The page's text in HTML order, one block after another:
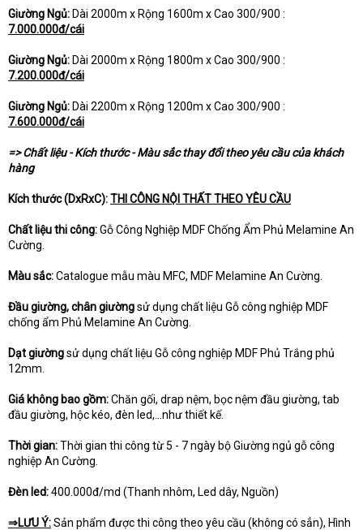
Giường Ngủ: Dài 2000m x Rộng 1600m x Cao 300/900 :
7.000.000đ/cái
Giường Ngủ: Dài 2000m x Rộng 1800m x Cao 300/900 :
7.200.000đ/cái
Giường Ngủ: Dài 2200m x Rộng 1200m x Cao 300/900 :
7.600.000đ/cái
=> Chất liệu - Kích thước - Màu sắc thay đổi theo yêu cầu của khách
hàng
Kích thước (DxRxC):THI CÔNG NỘI THẤT THEO YÊU CẦU
Chất liệu thi công:Gỗ Công Nghiệp MDF Chống Ẩm Phủ Melamine An
Cường.
Màu sắc:Catalogue mẫu màu MFC, MDF Melamine An Cường.
Đầu giường, chân giườngsử dụng chất liệu Gỗ công nghiệp MDF
chống ẩm Phủ Melamine An Cường.
Dạt giườngsử dụng chất liệu Gỗ công nghiệp MDF Phủ Trắng phủ
12mm.
Giá không bao gồm:Chăn gối, drap nệm, bọc nệm đầu giường, tab
đầu giường, hộc kéo, đèn led,...như thiết kế.
Thời gian:Thời gian thi công từ 5 - 7 ngày bộ Giường ngủ gỗ công
nghiệp An Cường.
Đèn led:400.000đ/md (Thanh nhôm, Led dây, Nguồn)
⇒LƯU Ý:Sản phẩm được thi công theo yêu cầu (không có sẳn), Hình